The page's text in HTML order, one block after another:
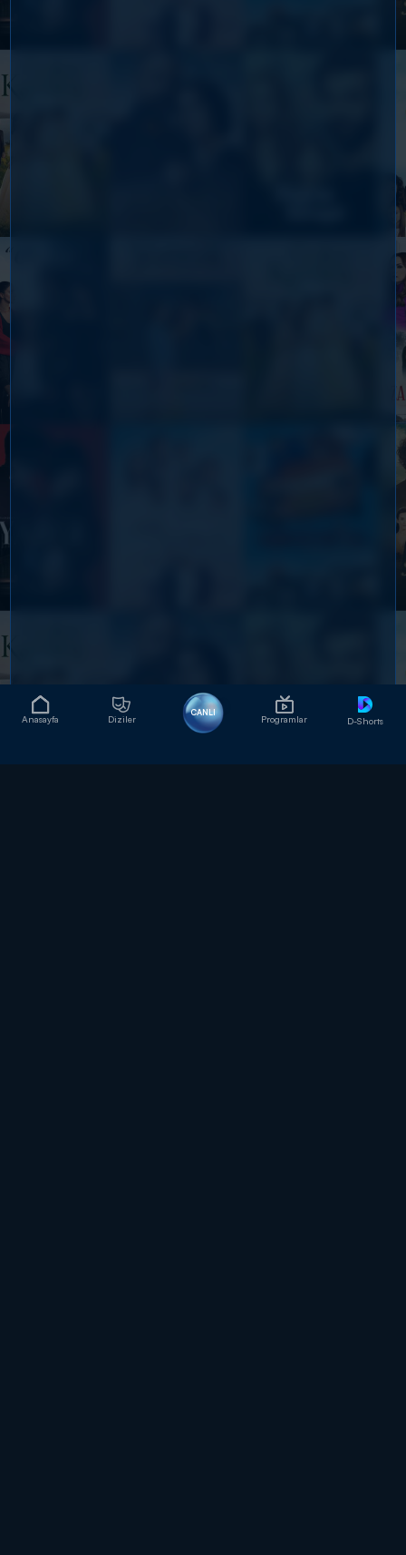
Anasayfa Diziler
CANLI
Programlar D-Shorts